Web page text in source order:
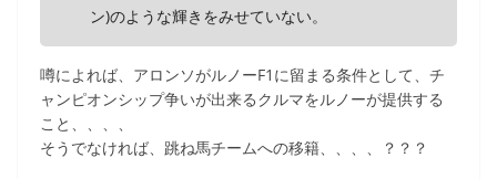
ン)のような輝きをみせていない。
噂によれば、アロンソがルノーF1に留まる条件として、チ
ャンピオンシップ争いが出来るクルマをルノーが提供する
こと、、、、
そうでなければ、跳ね馬チームへの移籍、、、、？？？